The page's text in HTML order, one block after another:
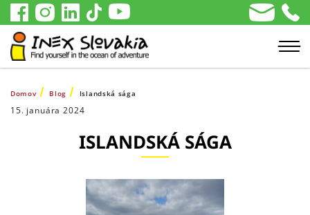
Domov Blog Islandská sága
15. januára 2024
ISLANDSKÁ SÁGA